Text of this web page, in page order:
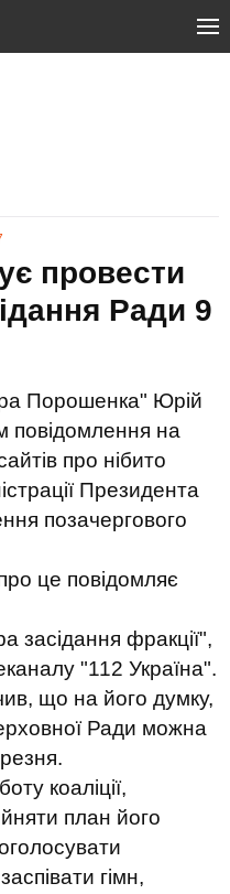
провести
Ради 9
Порошенка" Юрій
повідомлення на
про нібито
Президента
позачергового
це повідомляє
засідання фракції",
"112 Україна".
що на його думку,
Ради можна
коаліції,
план його
гімн,